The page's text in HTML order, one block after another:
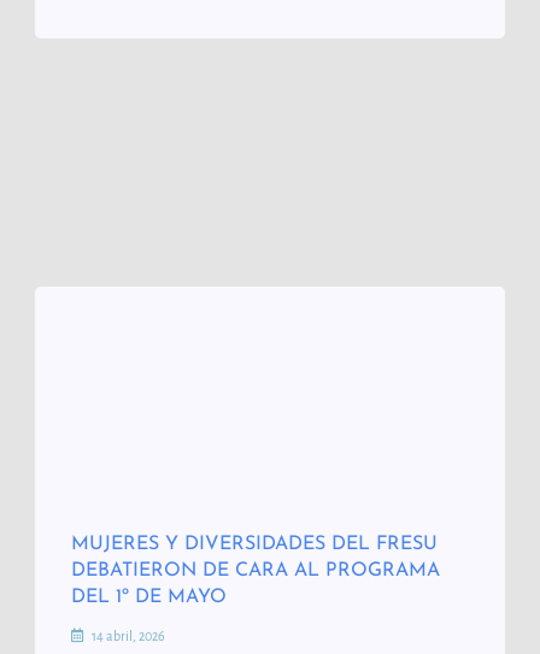
MUJERES Y DIVERSIDADES DEL FRESU
DEBATIERON DE CARA AL PROGRAMA
DEL 1º DE MAYO
14 abril, 2026